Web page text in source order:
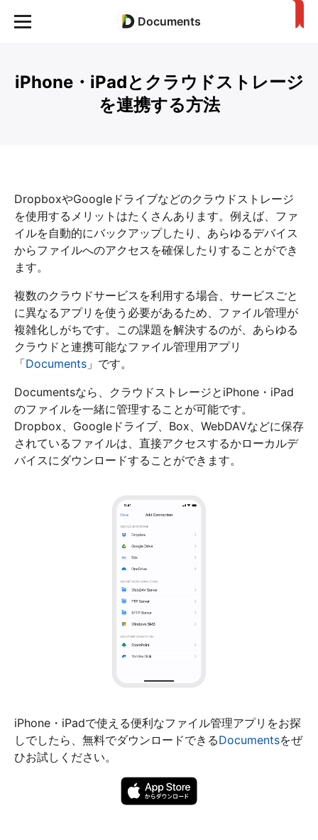
Documents
iPhone・iPadとクラウドストレージ
を連携する方法
DropboxやGoogleドライブなどのクラウドストレージ
を使用するメリットはたくさんあります。例えば、ファ
イルを自動的にバックアップしたり、あらゆるデバイス
からファイルへのアクセスを確保したりすることができ
ます。
複数のクラウドサービスを利用する場合、サービスごと
に異なるアプリを使う必要があるため、ファイル管理が
複雑化しがちです。この課題を解決するのが、あらゆる
クラウドと連携可能なファイル管理用アプリ
「Documents 」です。
Documentsなら、クラウドストレージとiPhone・iPad
のファイルを一緒に管理することが可能です。
Dropbox、Googleドライブ、Box、WebDAVなどに保存
されているファイルは、直接アクセスするかローカルデ
バイスにダウンロードすることができます。
iPhone・iPadで使える便利なファイル管理アプリをお探
しでしたら、無料でダウンロードできるDocumentsをぜ
ひお試しください。